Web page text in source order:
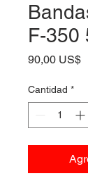
F-350
90,00 US$
Cantidad *